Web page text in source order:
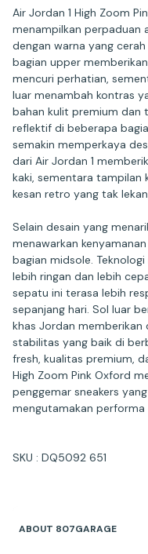
Air Jordan 1 High Zoom
menampilkan perpaduan
dengan warna yang
bagian upper
mencuri perhatian,
luar menambah kontras
bahan kulit premium dan
reflektif di beberapa
semakin memperkaya
dari Air Jordan 1
kaki, sementara tampilan
kesan retro yang tak
Selain desain yang
menawarkan
bagian midsole.
lebih ringan dan lebih
sepatu ini terasa lebih
sepanjang hari. Sol luar
khas Jordan memberikan
stabilitas yang baik di
fresh, kualitas premium,
High Zoom Pink Oxford
penggemar sneakers
mengutamakan performa
SKU : DQ5092 651
ABOUT 807GARAGE